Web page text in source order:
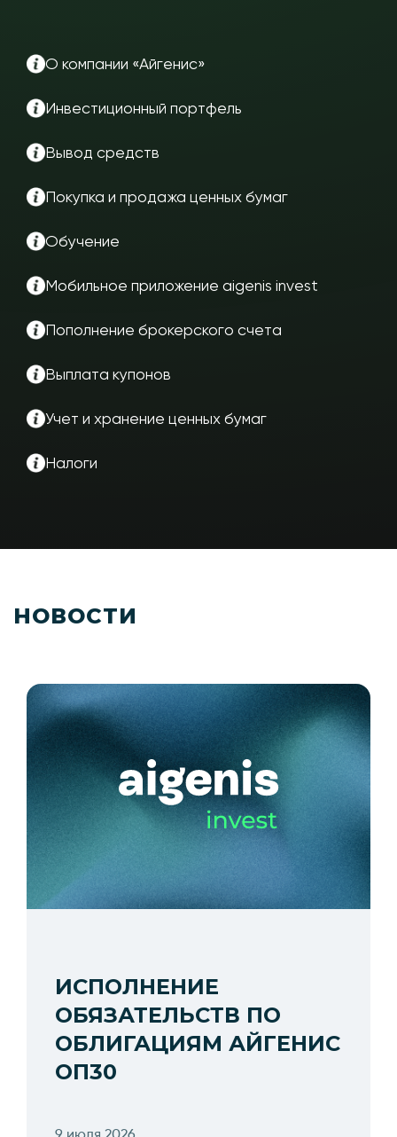
О компании «Айгенис»
Инвестиционный портфель
Вывод средств
Покупка и продажа ценных бумаг
Обучение
Мобильное приложение aigenis invest
Пополнение брокерского счета
Выплата купонов
Учет и хранение ценных бумаг
Налоги
НОВОСТИ
ИСПОЛНЕНИЕ
ОБЯЗАТЕЛЬСТВ ПО
ОБЛИГАЦИЯМ АЙГЕНИС
ОП30